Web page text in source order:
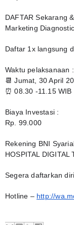
DAFTAR Sekarang
Marketing
Daftar 1x langsung
Waktu pelaksanaan :
📆 Jumat, 30 April
⏰ 08.30 -11.15 WIB
Biaya Investasi :
Rp. 99.000
Rekening BNI
HOSPITAL DIGITAL
Segera daftarkan diri
Hotline – http://